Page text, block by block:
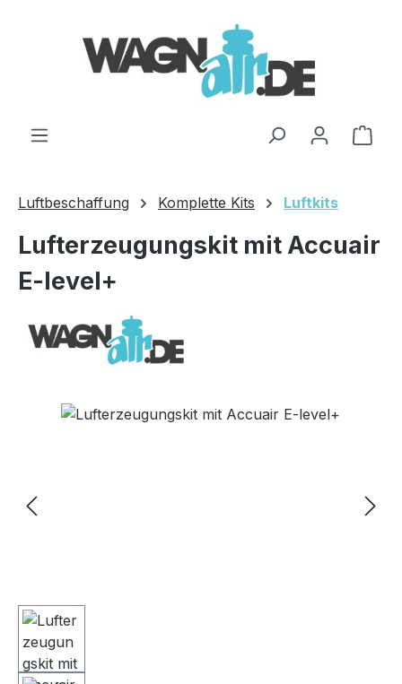
Luftbeschaffung Komplette Kits Luftkits
Lufterzeugungskit mit Accuair
E-level+
Bildergalerie überspringen